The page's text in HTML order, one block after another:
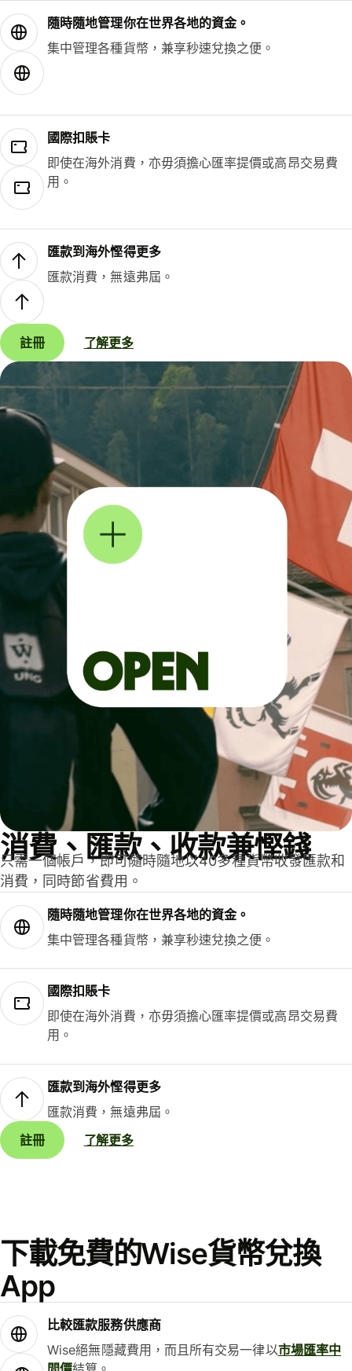
隨時隨地管理你在世界各地的資金。
集中管理各種貨幣，兼享秒速兌換之便。
國際扣賬卡
即使在海外消費，亦毋須擔心匯率提價或高昂交易費
用。
匯款到海外慳得更多
匯款消費，無遠弗屆。
註冊 了解更多
消費、匯款、收款兼慳錢
只需一個帳戶，即可隨時隨地以40多種貨幣收發匯款和
消費，同時節省費用。
隨時隨地管理你在世界各地的資金。
集中管理各種貨幣，兼享秒速兌換之便。
國際扣賬卡
即使在海外消費，亦毋須擔心匯率提價或高昂交易費
用。
匯款到海外慳得更多
匯款消費，無遠弗屆。
註冊
了解更多
下載免費的Wise貨幣兌換
App
比較匯款服務供應商
Wise絕無隱藏費用，而且所有交易一律以市場匯率中